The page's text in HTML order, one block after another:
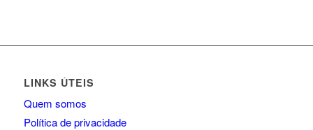
LINKS ÚTEIS
Quem somos
Política de privacidade